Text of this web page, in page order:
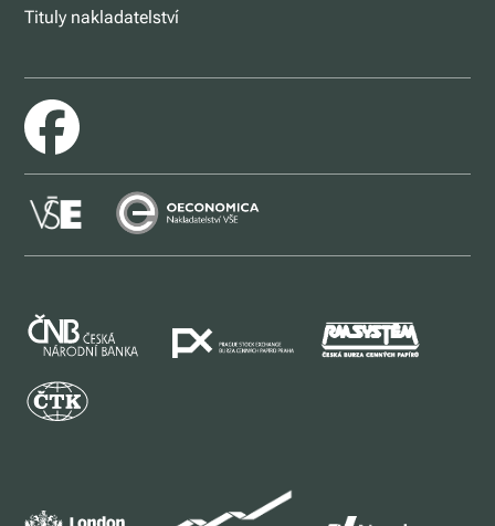
Tituly nakladatelství